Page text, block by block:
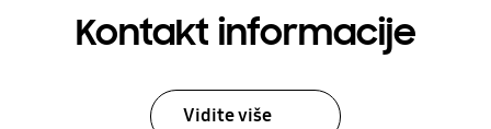
Kontakt informacije
Vidite više